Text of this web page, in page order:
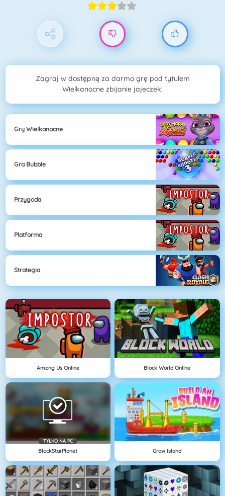
Zagraj w dostępną za darmo grę pod tytułem
Wielkanocne zbijanie jajeczek!
Gry Wielkanocne
Gra Bubble
Przygoda
Platforma
Strategia
Among Us Online Block World Online
TYLKO NA PC
BlockStarPlanet Grow Island